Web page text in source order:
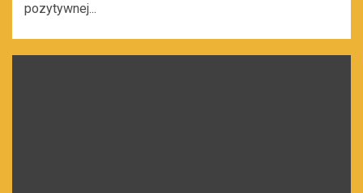
pozytywnej...